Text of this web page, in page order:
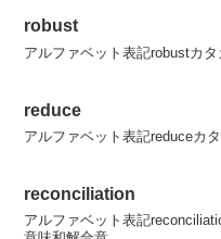
robust
アルファベット表記robustカ
reduce
アルファベット表記reduceカ
reconciliation
アルファベット表記